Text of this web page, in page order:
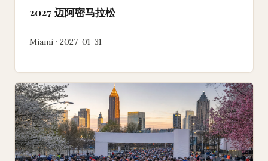
2027 迈阿密马拉松
Miami · 2027-01-31